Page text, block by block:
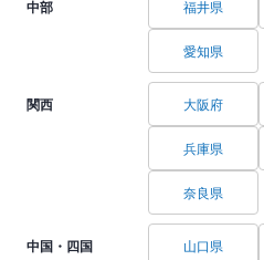
中部 福井県
愛知県
関西 大阪府
兵庫県
奈良県
中国・四国 山口県